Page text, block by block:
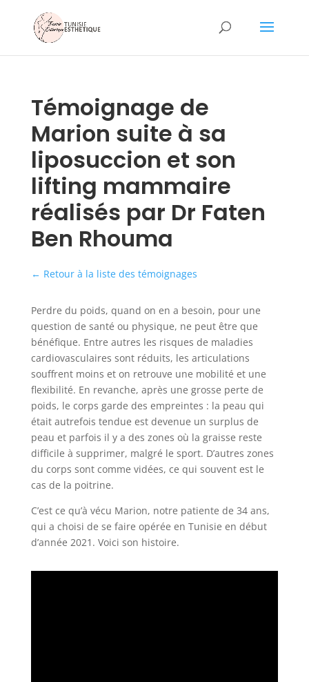
Témoignage de
Marion suite à sa
liposuccion et son
lifting mammaire
réalisés par Dr Faten
Ben Rhouma
← Retour à la liste des témoignages
Perdre du poids, quand on en a besoin, pour une
question de santé ou physique, ne peut être que
bénéfique. Entre autres les risques de maladies
cardiovasculaires sont réduits, les articulations
souffrent moins et on retrouve une mobilité et une
flexibilité. En revanche, après une grosse perte de
poids, le corps garde des empreintes : la peau qui
était autrefois tendue est devenue un surplus de
peau et parfois il y a des zones où la graisse reste
difficile à supprimer, malgré le sport. D’autres zones
du corps sont comme vidées, ce qui souvent est le
cas de la poitrine.
C’est ce qu’à vécu Marion, notre patiente de 34 ans,
qui a choisi de se faire opérée en Tunisie en début
d’année 2021. Voici son histoire.